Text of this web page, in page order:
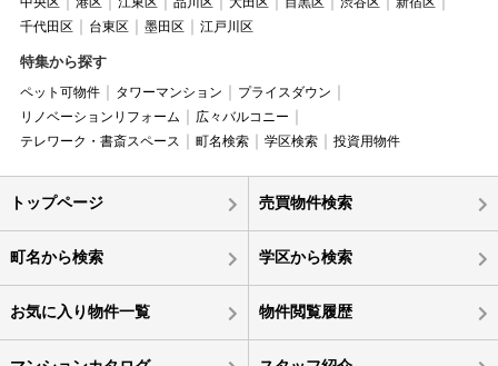
千代田区
台東区 墨田区 江戸川区
特集から探す
ペット可物件 タワーマンション
プライスダウン
リノベーションリフォーム
広々バルコニー
テレワーク・書斎スペース
町名検索 学区検索 投資用物件
トップページ 売買物件検索
町名から検索 学区から検索
お気に入り物件一覧 物件閲覧履歴